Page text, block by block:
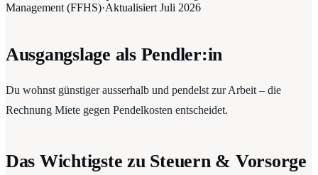
Management (FFHS)·Aktualisiert Juli 2026
Ausgangslage als Pendler:in
Du wohnst günstiger ausserhalb und pendelst zur Arbeit – die
Rechnung Miete gegen Pendelkosten entscheidet.
Das Wichtigste zu Steuern & Vorsorge